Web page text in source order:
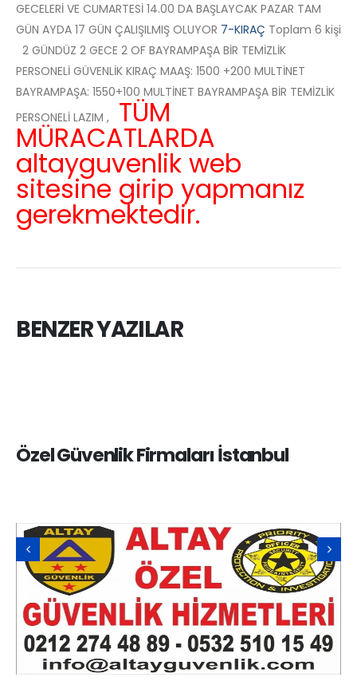
GECELERİ VE CUMARTESİ 14.00 DA BAŞLAYCAK PAZAR TAM
GÜN AYDA 17 GÜN ÇALIŞILMIŞ OLUYOR 7-KIRAÇ Toplam 6 kişi
2 GÜNDÜZ 2 GECE 2 OF BAYRAMPAŞA BİR TEMİZLİK
PERSONELİ GÜVENLİK KIRAÇ MAAŞ: 1500 +200 MULTİNET
BAYRAMPAŞA: 1550+100 MULTİNET BAYRAMPAŞA BİR TEMİZLİK
PERSONELİ LAZIM , TÜM
MÜRACATLARDA
altayguvenlik web
sitesine girip yapmanız
gerekmektedir.
BENZER YAZILAR
Özel Güvenlik Firmaları İstanbul